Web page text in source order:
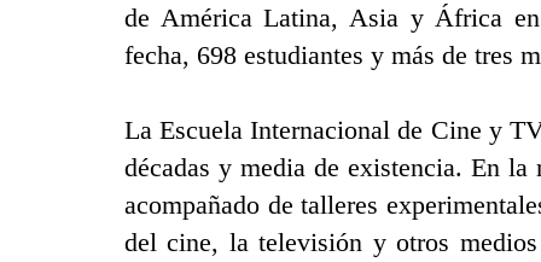
de América Latina, Asia y África
fecha, 698 estudiantes y más de tres
La Escuela Internacional de Cine y TV
décadas y media de existencia. En
acompañado de talleres
del cine, la televisión y otros